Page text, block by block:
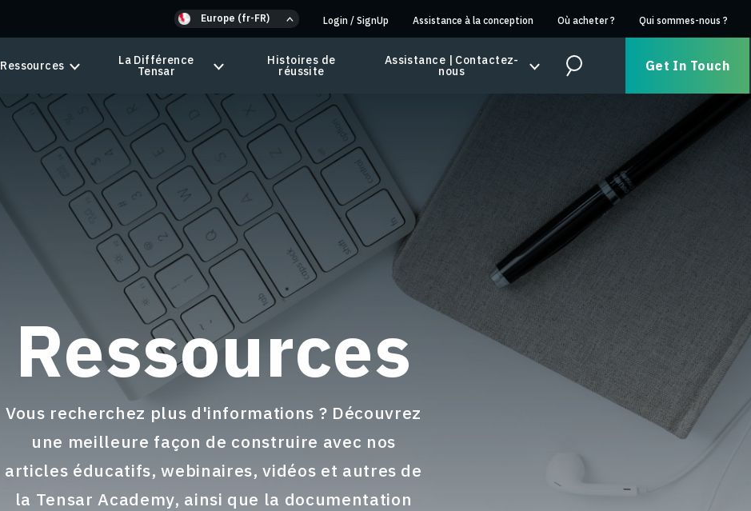
Europe (fr-FR) Login / SignUp Assistance à la conception Où acheter ? Qui sommes-nous ?
Ressources La Différence
Tensar
Histoires de
réussite
Assistance | Contactez-
nous Search Get In Touch
Ressources
Vous recherchez plus d'informations ? Découvrez
une meilleure façon de construire avec nos
articles éducatifs, webinaires, vidéos et autres de
la Tensar Academy, ainsi que la documentation